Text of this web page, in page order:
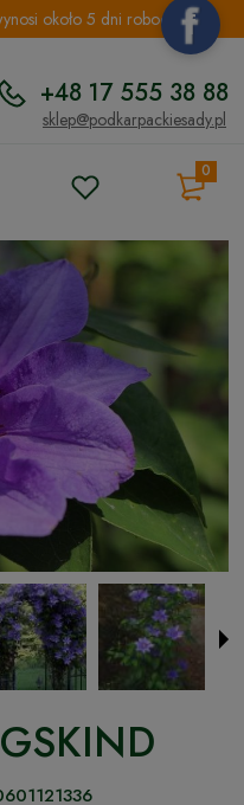
około 5 dni roboczych.
+48 17 555 38 88
sklep@podkarpackiesady.pl
0